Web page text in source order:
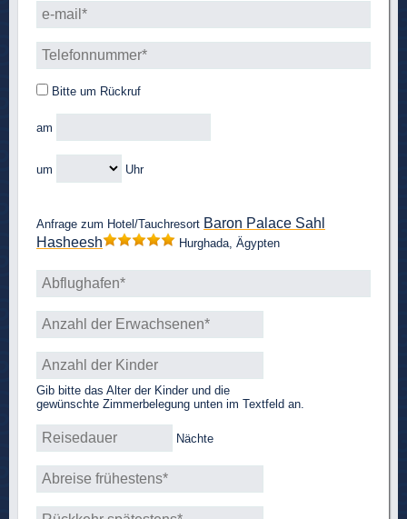
Bitte um Rückruf
am
um Uhr
Anfrage zum Hotel/Tauchresort Baron Palace Sahl
Hasheesh
Hurghada, Ägypten
Gib bitte das Alter der Kinder und die
gewünschte Zimmerbelegung unten im Textfeld an.
Nächte